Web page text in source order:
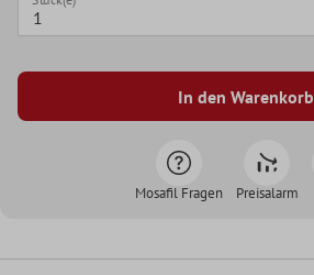
In den Warenkorb
Mosafil Fragen Preisalarm